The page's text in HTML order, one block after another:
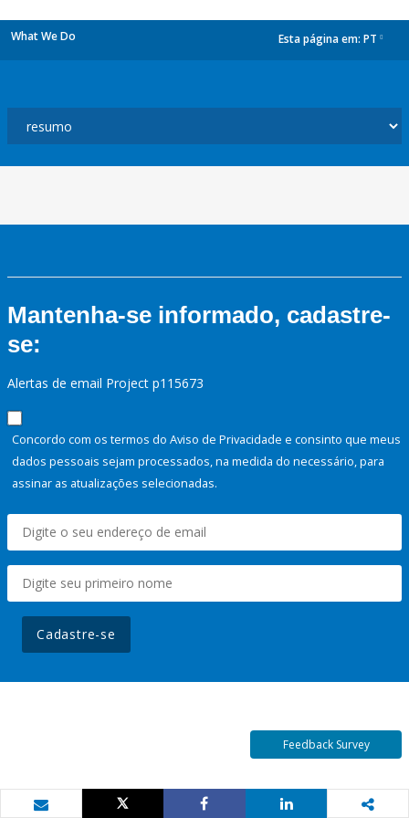
What We Do Esta página em: PT
Mantenha-se informado, cadastre-
se:
Alertas de email Project p115673
Concordo com os termos do Aviso de Privacidade e consinto que meus
dados pessoais sejam processados, na medida do necessário, para
assinar as atualizações selecionadas.
Cadastre-se
Feedback Survey